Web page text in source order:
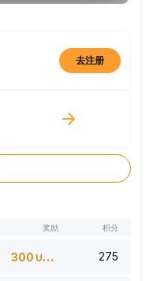
去注册
奖励 积分
300 USDT 275